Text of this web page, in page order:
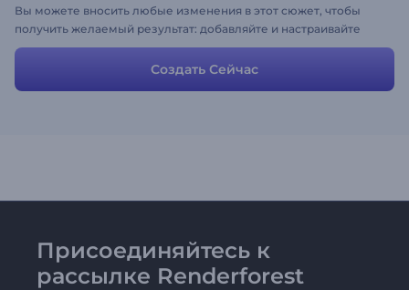
Вы можете вносить любые изменения в этот сюжет, чтобы
получить желаемый результат: добавляйте и настраивайте
сцены или удалять те, которые вам не нужны.
Создать Сейчас
Присоединяйтесь к
рассылке Renderforest